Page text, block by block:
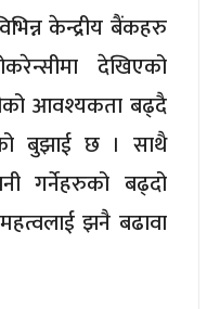
केन्द्रीय बैंकहरु
देखिएको
आवश्यकता बढ्दै
बुझाई छ । साथै
गर्नेहरुको बढ्दो
झनै बढावा